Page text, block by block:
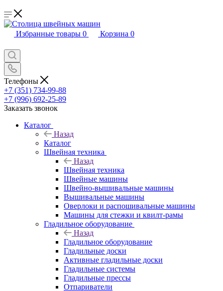
Избранные товары 0 Корзина 0
Телефоны
+7 (351) 734-99-88
+7 (996) 692-25-89
Заказать звонок
Каталог
Назад
Каталог
Швейная техника
Назад
Швейная техника
Швейные машины
Швейно-вышивальные машины
Вышивальные машины
Оверлоки и распошивальные машины
Машины для стежки и квилт-рамы
Гладильное оборудование
Назад
Гладильное оборудование
Гладильные доски
Активные гладильные доски
Гладильные системы
Гладильные прессы
Отпариватели